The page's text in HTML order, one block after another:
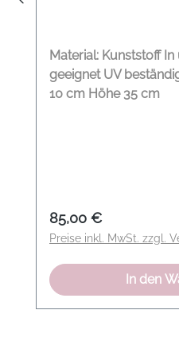
Material: Kunststoff
geeignet UV
10 cm Höhe 35 cm
Regulärer Preis:
85,00 €
Preise inkl. MwSt. zzgl.
In den